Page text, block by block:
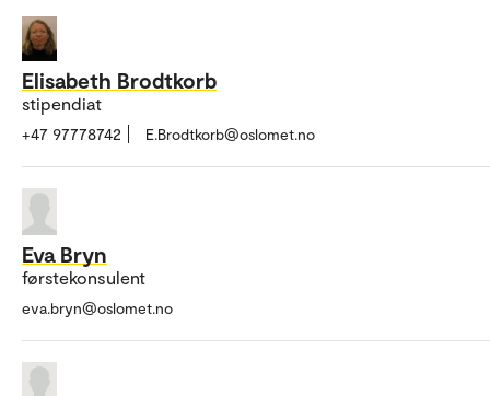
Elisabeth Brodtkorb
stipendiat
+47 97778742 E.Brodtkorb@oslomet.no
Eva Bryn
førstekonsulent
eva.bryn@oslomet.no